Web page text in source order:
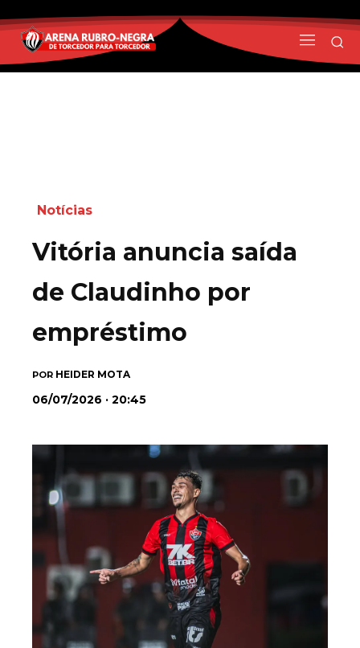
Notícias
Vitória anuncia saída
de Claudinho por
empréstimo
POR HEIDER MOTA
06/07/2026 · 20:45